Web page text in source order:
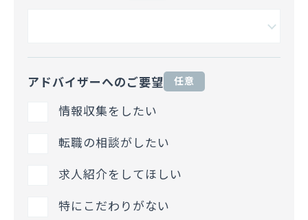
アドバイザーへのご要望 任意
情報収集をしたい
転職の相談がしたい
求人紹介をしてほしい
特にこだわりがない